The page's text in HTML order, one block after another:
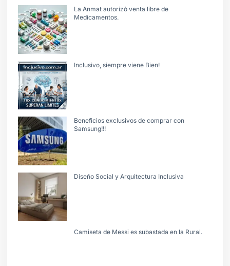
La Anmat autorizò venta libre de
Medicamentos.
Inclusivo, siempre viene Bien!
Beneficios exclusivos de comprar con
Samsung!!!
Diseño Social y Arquitectura Inclusiva
Camiseta de Messi es subastada en la Rural.